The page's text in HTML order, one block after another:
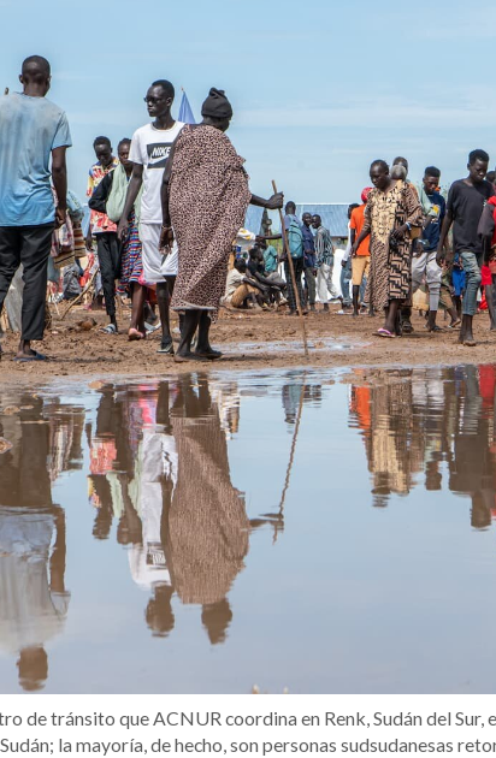
de tránsito que ACNUR coordina en Renk, Sudán del
la mayoría, de hecho, son personas sudsudanesas